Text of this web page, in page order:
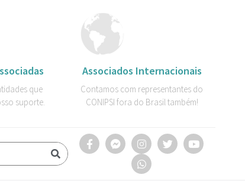
que
suporte.
Associados Internacionais
Contamos com representantes do
CONIPSI fora do Brasil também!